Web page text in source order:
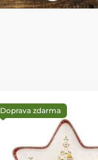
Doprava zdarma